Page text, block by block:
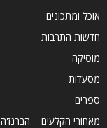
אוכל ומתכונים
חדשות התרבות
מוסיקה
מסעדות
ספרים
מאחורי הקלעים – הברנז'ה